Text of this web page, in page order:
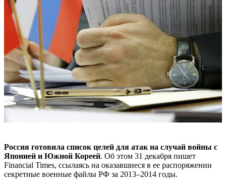
Россия готовила список целей для атак на случай войны с
Японией и Южной Кореей. Об этом 31 декабря пишет
Financial Times, ссылаясь на оказавшиеся в ее распоряжении
секретные военные файлы РФ за 2013–2014 годы.